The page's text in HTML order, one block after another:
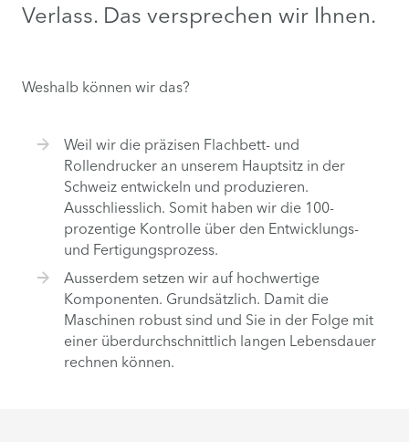
Verlass. Das versprechen wir Ihnen.
Weshalb können wir das?
Weil wir die präzisen Flachbett- und
Rollendrucker an unserem Hauptsitz in der
Schweiz entwickeln und produzieren.
Ausschliesslich. Somit haben wir die 100-
prozentige Kontrolle über den Entwicklungs-
und Fertigungsprozess.
Ausserdem setzen wir auf hochwertige
Komponenten. Grundsätzlich. Damit die
Maschinen robust sind und Sie in der Folge mit
einer überdurchschnittlich langen Lebensdauer
rechnen können.